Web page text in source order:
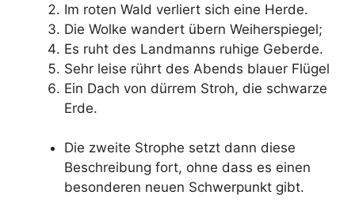
Im roten Wald verliert sich eine Herde.
Die Wolke wandert übern Weiherspiegel;
Es ruht des Landmanns ruhige Geberde.
Sehr leise rührt des Abends blauer Flügel
Ein Dach von dürrem Stroh, die schwarze
Erde.
Die zweite Strophe setzt dann diese
Beschreibung fort, ohne dass es einen
besonderen neuen Schwerpunkt gibt.